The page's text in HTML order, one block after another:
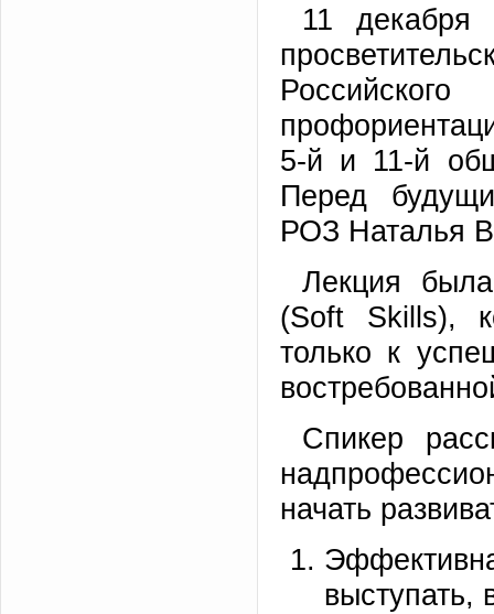
11
5-й и 11-й
Перед
РОЗ Наталья
Лекция
(Soft Skills),
только к
Спикер
начать
выступать,